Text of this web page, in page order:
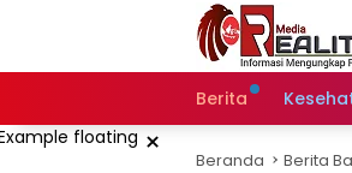
Berita
× Beranda Berita